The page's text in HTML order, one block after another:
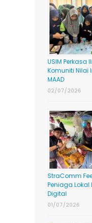
USIM Perkasa
Komuniti Nilai
MAAD
02/07/2026
StraComm
Peniaga
Digital
01/07/2026